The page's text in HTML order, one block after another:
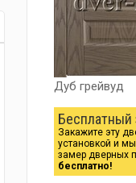
Дуб грейвуд
Бесплатный
Закажите эту
установкой и
замер дверных
бесплатно!